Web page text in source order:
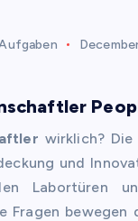
wirklich?
und
Labortüren
Fragen bewegen